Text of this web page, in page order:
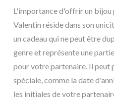
L'importance d'offrir un bijou
Valentin réside dans son
un cadeau qui ne peut être
genre et représente une
pour votre partenaire. Il peut
spéciale, comme la date
les initiales de votre